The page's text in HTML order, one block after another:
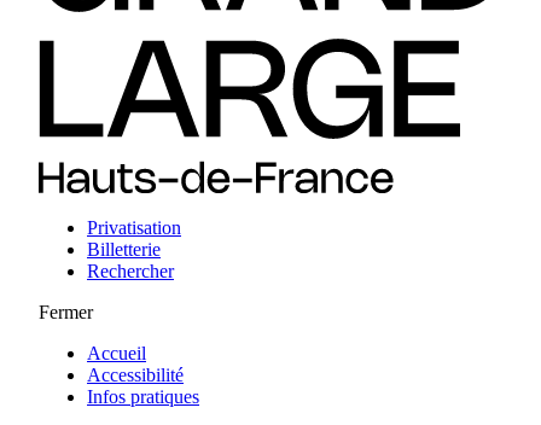
Privatisation
Billetterie
Rechercher
Fermer
Accueil
Accessibilité
Infos pratiques